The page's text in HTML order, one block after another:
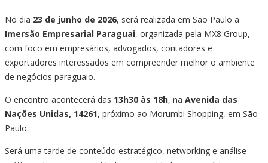
No dia 23 de junho de 2026, será realizada em São Paulo a
Imersão Empresarial Paraguai, organizada pela MX8 Group,
com foco em empresários, advogados, contadores e
exportadores interessados em compreender melhor o ambiente
de negócios paraguaio.
O encontro acontecerá das 13h30 às 18h, na Avenida das
Nações Unidas, 14261, próximo ao Morumbi Shopping, em São
Paulo.
Será uma tarde de conteúdo estratégico, networking e análise